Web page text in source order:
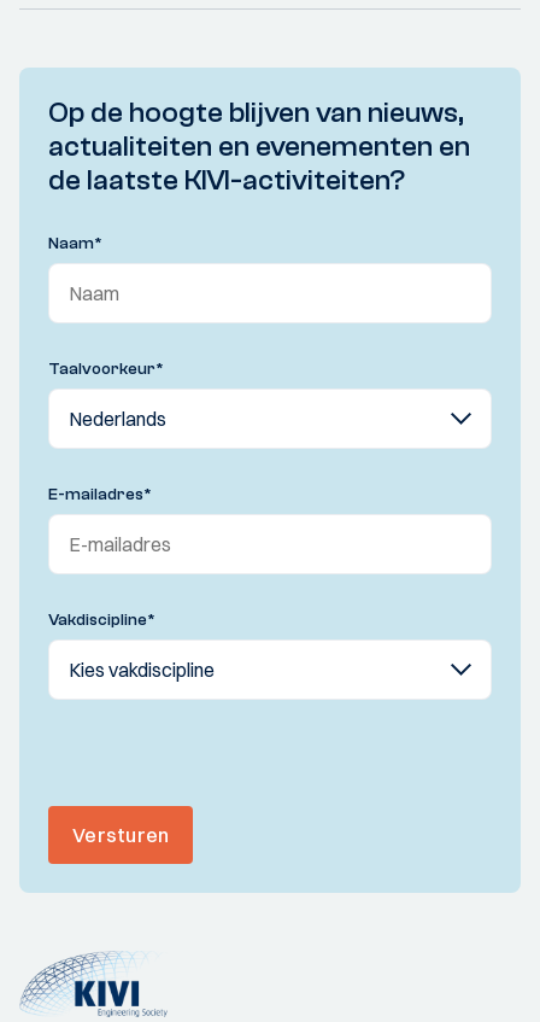
Op de hoogte blijven van nieuws,
actualiteiten en evenementen en
de laatste KIVI-activiteiten?
Naam*
Taalvoorkeur*
E-mailadres*
Vakdiscipline*
Versturen